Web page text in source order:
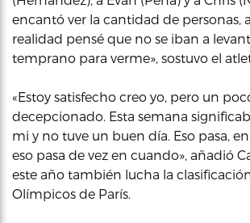
encantó ver la cantidad de personas,
realidad pensé que no se iban a
temprano para verme», sostuvo el
«Estoy satisfecho creo yo, pero un
decepcionado. Esta semana
mi y no tuve un buen día. Eso pasa,
eso pasa de vez en cuando», añadió
este año también lucha la
Olímpicos de París.